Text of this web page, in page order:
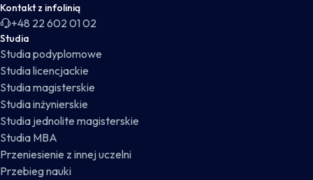
Kontakt z infolinią
+48 22 602 01 02
Studia
Studia podyplomowe
Studia licencjackie
Studia magisterskie
Studia inżynierskie
Studia jednolite magisterskie
Studia MBA
Przeniesienie z innej uczelni
Przebieg nauki